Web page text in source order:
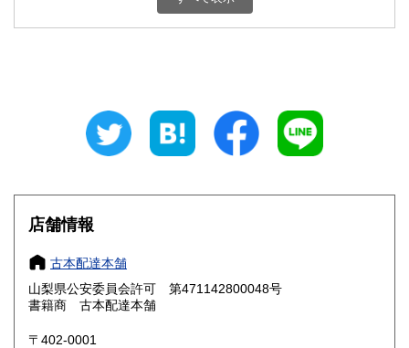
800円 三重県
大阪府
奈良県
鳥取県 800円 島根県
岡山県
店舗情報
古本配達本舗
山梨県公安委員会許可 第471142800048号
書籍商 古本配達本舗
〒402-0001